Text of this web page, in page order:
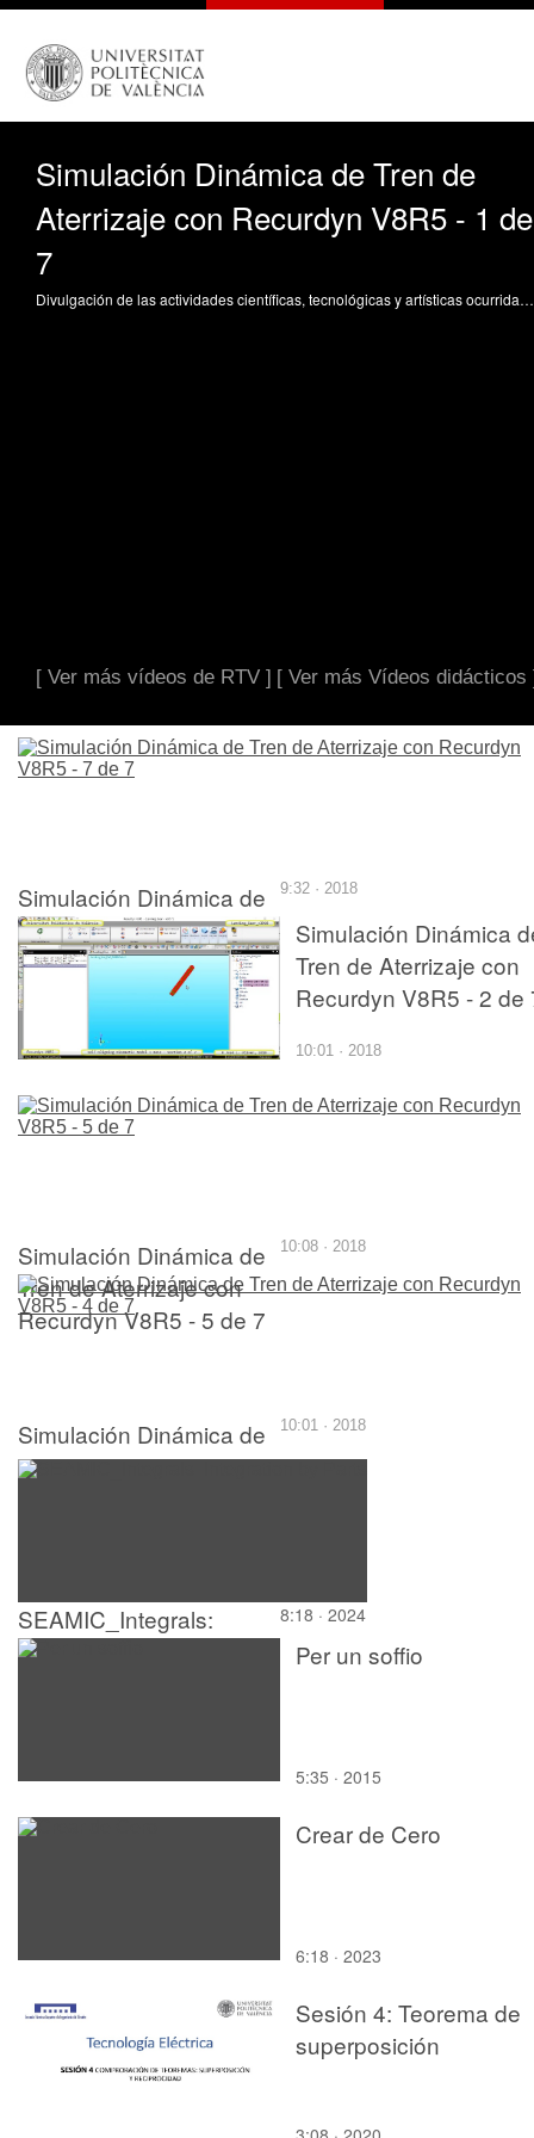
Simulación Dinámica de Tren de
Aterrizaje con Recurdyn V8R5 - 1 de
7
Divulgación de las actividades científicas, tecnológicas y artísticas ocurridas en los tres campus de la UPV
[ Ver más vídeos de RTV ] [ Ver más Vídeos didácticos
Simulación Dinámica de
Tren de Aterrizaje con
Recurdyn V8R5 - 7 de 7
9:32 · 2018
Simulación Dinámica
Tren de Aterrizaje con
Recurdyn V8R5 - 2 de
10:01 · 2018
Simulación Dinámica de
Tren de Aterrizaje con
Recurdyn V8R5 - 5 de 7
10:08 · 2018
Simulación Dinámica de
Tren de Aterrizaje con
10:01 · 2018
SEAMIC_Integrals:
Integration by Parts
8:18 · 2024
Per un soffio
5:35 · 2015
Crear de Cero
6:18 · 2023
Sesión 4: Teorema de
superposición